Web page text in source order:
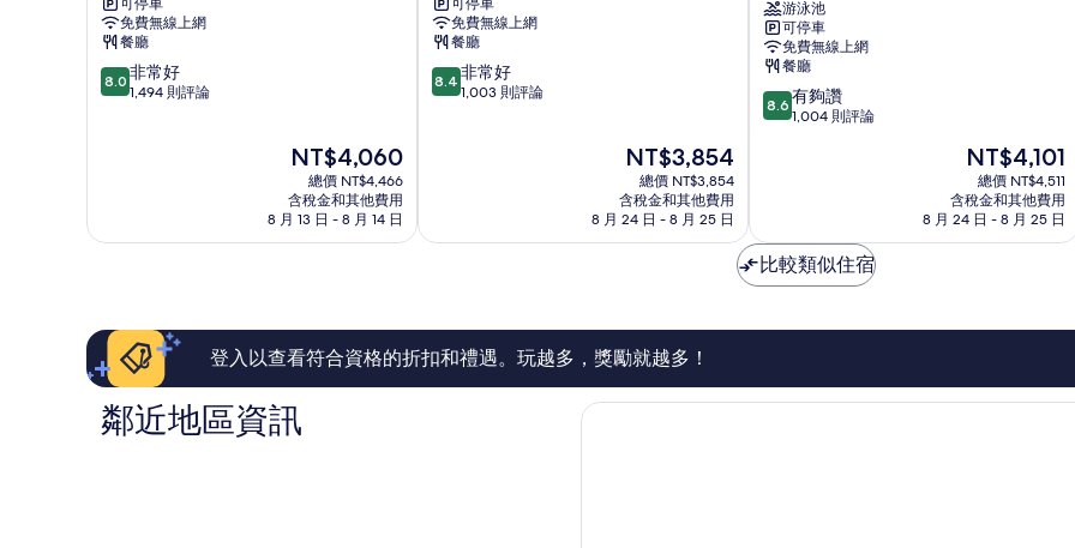
堂
諾
富
特
飯
免費無線上網
餐廳
8.0
分，
好，
論
8.0 非常好
1,494 則評論
現
價
格
為
NT$4,060
總價 NT$4,466
含稅金和其他費用
8 月 13 日 - 8 月 14 日
奇
飯
店
衝
浪
免費無線上網
餐廳
8.4
分，
好，
論
8.4 非常好
1,003 則評論
現
在
價
格
為
NT$3,854
總價 NT$3,854
含稅金和其他費用
8 月 24 日 - 8 月 25 日
堂
皇
冠
假
日
飯
店
衝
浪
天
游泳池
可停車
免費無線上網
餐廳
8.6
分，
夠
讚，
1,004
評
8.6 有夠讚
1,004 則評論
現
在
價
格
為
NT$4,101
總價 NT$4,511
含稅金和其他費用
8 月 24 日 - 8 月 25 日
比較類似住宿
登入以查看符合資格的折扣和禮遇。玩越多，獎勵就越多！
鄰近地區資訊